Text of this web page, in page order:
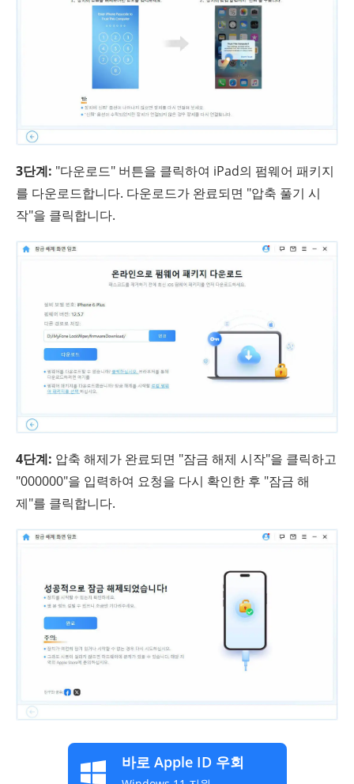
3단계: "다운로드" 버튼을 클릭하여 iPad의 펌웨어 패키지
를 다운로드합니다. 다운로드가 완료되면 "압축 풀기 시
작"을 클릭합니다.
4단계: 압축 해제가 완료되면 "잠금 해제 시작"을 클릭하고
"000000"을 입력하여 요청을 다시 확인한 후 "잠금 해
제"를 클릭합니다.
바로 Apple ID 우회